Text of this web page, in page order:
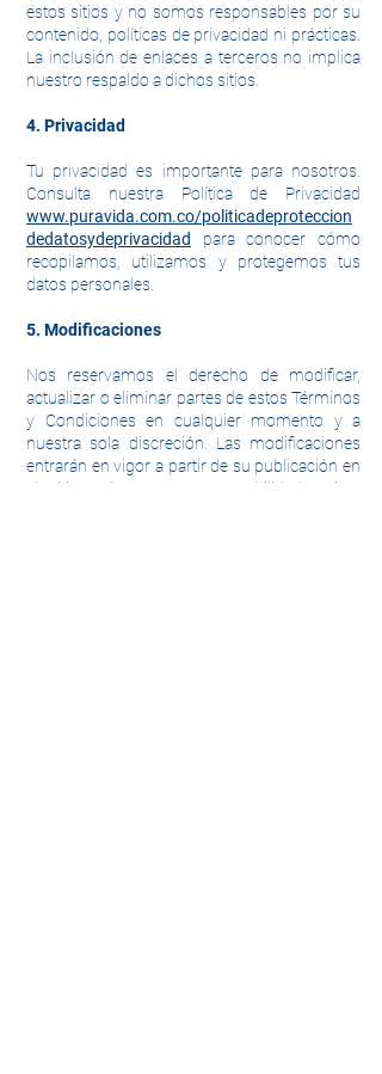
estos sitios y no somos responsables por su
contenido, políticas de privacidad ni prácticas.
La inclusión de enlaces a terceros no implica
nuestro respaldo a dichos sitios.
4. Privacidad
Tu privacidad es importante para nosotros.
Consulta nuestra Política de Privacidad
www.puravida.com.co/politicadeproteccion
dedatosydeprivacidad
para conocer cómo
recopilamos, utilizamos y protegemos tus
datos personales.
5. Modificaciones
Nos reservamos el derecho de modificar,
actualizar o eliminar partes de estos Términos
y Condiciones en cualquier momento y a
nuestra sola discreción. Las modificaciones
entrarán en vigor a partir de su publicación en
el sitio web. Es tu responsabilidad revisar